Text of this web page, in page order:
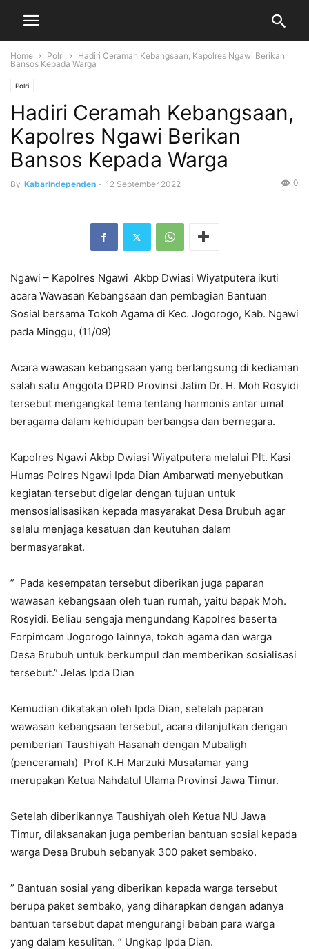
Home Polri
Hadiri Ceramah Kebangsaan, Kapolres Ngawi Berikan
Bansos Kepada Warga
Polri
Hadiri Ceramah Kebangsaan,
Kapolres Ngawi Berikan
Bansos Kepada Warga
By KabarIndependen - 12 September 2022 0
Ngawi – Kapolres Ngawi Akbp Dwiasi Wiyatputera ikuti
acara Wawasan Kebangsaan dan pembagian Bantuan
Sosial bersama Tokoh Agama di Kec. Jogorogo, Kab. Ngawi
pada Minggu, (11/09)
Acara wawasan kebangsaan yang berlangsung di kediaman
salah satu Anggota DPRD Provinsi Jatim Dr. H. Moh Rosyidi
tersebut mengangkat tema tentang harmonis antar umat
beragama dalam kehidupan berbangsa dan bernegara.
Kapolres Ngawi Akbp Dwiasi Wiyatputera melalui Plt. Kasi
Humas Polres Ngawi Ipda Dian Ambarwati menyebutkan
kegiatan tersebut digelar dengan tujuan untuk
mensosialisasikan kepada masyarakat Desa Brubuh agar
selalu menjaga kesatuan dan keutuhan dalam
bermasyarakat.
” Pada kesempatan tersebut diberikan juga paparan
wawasan kebangsaan oleh tuan rumah, yaitu bapak Moh.
Rosyidi. Beliau sengaja mengundang Kapolres beserta
Forpimcam Jogorogo lainnya, tokoh agama dan warga
Desa Brubuh untuk berkumpul dan memberikan sosialisasi
tersebut.” Jelas Ipda Dian
Kemudian dikatakan oleh Ipda Dian, setelah paparan
wawasan kebangsaan tersebut, acara dilanjutkan dengan
pemberian Taushiyah Hasanah dengan Mubaligh
(penceramah) Prof K.H Marzuki Musatamar yang
merupakan Ketua Nahdatul Ulama Provinsi Jawa Timur.
Setelah diberikannya Taushiyah oleh Ketua NU Jawa
Timur, dilaksanakan juga pemberian bantuan sosial kepada
warga Desa Brubuh sebanyak 300 paket sembako.
” Bantuan sosial yang diberikan kepada warga tersebut
berupa paket sembako, yang diharapkan dengan adanya
bantuan tersebut dapat mengurangi beban para warga
yang dalam kesulitan. ” Ungkap Ipda Dian.